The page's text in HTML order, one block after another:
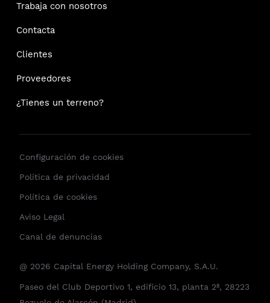
Trabaja con nosotros
Contacta
Clientes
Proveedores
¿Tienes un terreno?
Configuración de cookies
Política de privacidad
Política de cookies
Aviso Legal
Canal de denuncias
@ 2026 Capital Energy Holding Company, S.A.U.
Paseo del Club Deportivo 1, edificio 13, planta 2ª, 28223